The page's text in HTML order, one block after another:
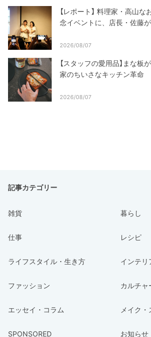
【レポート】 料理家・高山
念イベントに、店長・佐藤
2026/08/07
【スタッフの愛用品】まな板
家のちいさなキッチン革命
2026/08/07
記事カテゴリー
雑貨 暮らし
仕事 レシピ
ライフスタイル・生き方 インテリ
ファッション カルチャ
エッセイ・コラム メイク
SPONSORED お知らせ